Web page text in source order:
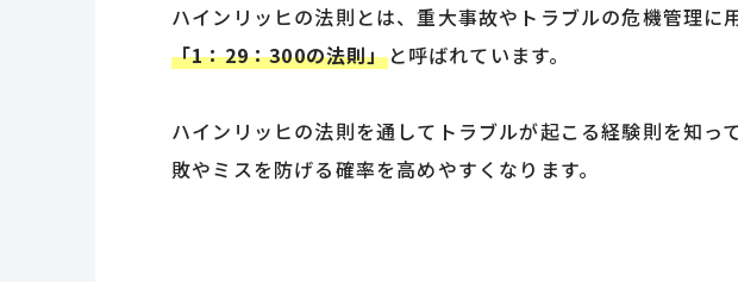
ハインリッヒの法則とは、重大事故やトラブルの危機管理に
「1：29：300の法則」と呼ばれています。
ハインリッヒの法則を通してトラブルが起こる経験則を知っ
敗やミスを防げる確率を高めやすくなります。